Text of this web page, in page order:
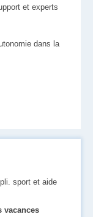
et experts
dans la
sport et aide
vacances